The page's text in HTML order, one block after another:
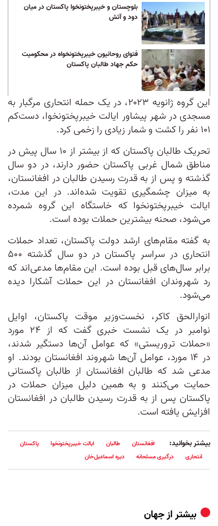
بلوچستان و خیبرپختونخوا پاکستان در میان
دود و آتش
فتوای روحانیون خیبرپختونخواه در محکومیت
حکم جهاد طالبان پاکستان
این گروه ژانویه ۲۰۲۳، در یک حمله انتحاری مرگبار به
مسجدی در شهر پیشاور ایالت خیبرپختونخوا، دست‌کم
۱۰۱ نفر را کشت و شمار زیادی را زخمی کرد.
تحریک طالبان پاکستان که از بیشتر از ۱۰ سال پیش در
مناطق شمال غربی پاکستان حضور دارند، در دو سال
گذشته و پس از به قدرت رسیدن طالبان در افغانستان،
به میزان چشمگیری تقویت شده‌اند. در این مدت،
ایالت خیبرپختونخوا که خاستگاه این گروه شمرده
می‌شود، صحنه بیشترین حملات بوده است.
به گفته مقام‌های ارشد دولت پاکستان، تعداد حملات
انتحاری در سراسر پاکستان در دو سال گذشته ۵۰۰
برابر سال‌های قبل بوده است. این مقام‌ها مدعی‌اند که
رد شهروندان افغانستان در این حملات آشکارا دیده
می‌شود.
انوارالحق کاکر، نخست‌وزیر موقت پاکستان، اوایل
نوامبر در یک نشست خبری گفت که از ۲۴ مورد
«حملات تروریستی» که عوامل آن‌ها دستگیر شدند،
در ۱۴ مورد، عوامل آن‌ها شهروند افغانستان بودند. او
مدعی شد که طالبان افغانستان از طالبان پاکستانی
حمایت می‌کنند و به همین دلیل میزان حملات در
پاکستان پس از به قدرت رسیدن طالبان در افغانستان
افزایش یافته است.
بیشتر بخوانید: افغانستان طالبان ایالت خیبرپختونخوا
پاکستان
انتحاری
درگیری مسلحانه دیره اسماعیل‌خان
بیشتر ازجهان